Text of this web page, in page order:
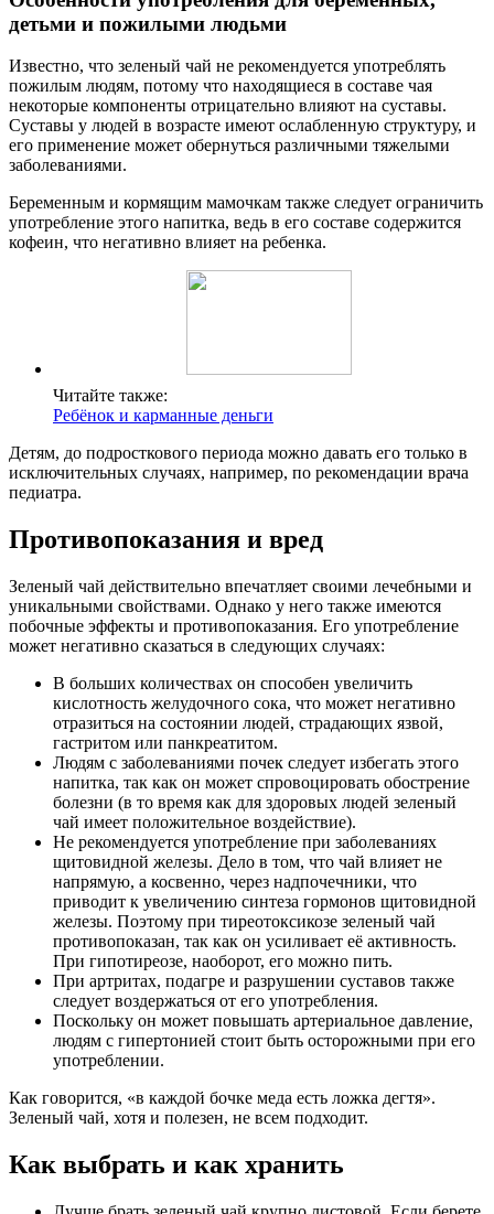
детьми и пожилыми людьми
Известно, что зеленый чай не рекомендуется употреблять
пожилым людям, потому что находящиеся в составе чая
некоторые компоненты отрицательно влияют на суставы.
Суставы у людей в возрасте имеют ослабленную структуру, и
его применение может обернуться различными тяжелыми
заболеваниями.
Беременным и кормящим мамочкам также следует ограничить
употребление этого напитка, ведь в его составе содержится
кофеин, что негативно влияет на ребенка.
Читайте также:
Ребёнок и карманные деньги
Детям, до подросткового периода можно давать его только в
исключительных случаях, например, по рекомендации врача
педиатра.
Противопоказания и вред
Зеленый чай действительно впечатляет своими лечебными и
уникальными свойствами. Однако у него также имеются
побочные эффекты и противопоказания. Его употребление
может негативно сказаться в следующих случаях:
В больших количествах он способен увеличить
кислотность желудочного сока, что может негативно
отразиться на состоянии людей, страдающих язвой,
гастритом или панкреатитом.
Людям с заболеваниями почек следует избегать этого
напитка, так как он может спровоцировать обострение
болезни (в то время как для здоровых людей зеленый
чай имеет положительное воздействие).
Не рекомендуется употребление при заболеваниях
щитовидной железы. Дело в том, что чай влияет не
напрямую, а косвенно, через надпочечники, что
приводит к увеличению синтеза гормонов щитовидной
железы. Поэтому при тиреотоксикозе зеленый чай
противопоказан, так как он усиливает её активность.
При гипотиреозе, наоборот, его можно пить.
При артритах, подагре и разрушении суставов также
следует воздержаться от его употребления.
Поскольку он может повышать артериальное давление,
людям с гипертонией стоит быть осторожными при его
употреблении.
Как говорится, «в каждой бочке меда есть ложка дегтя».
Зеленый чай, хотя и полезен, не всем подходит.
Как выбрать и как хранить